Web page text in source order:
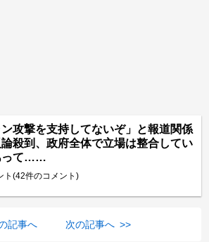
ン攻撃を支持してないぞ」と報道関係
殺到、政府全体で立場は整合してい
って……
ト(42件のコメント)
記事へ 次の記事へ >>